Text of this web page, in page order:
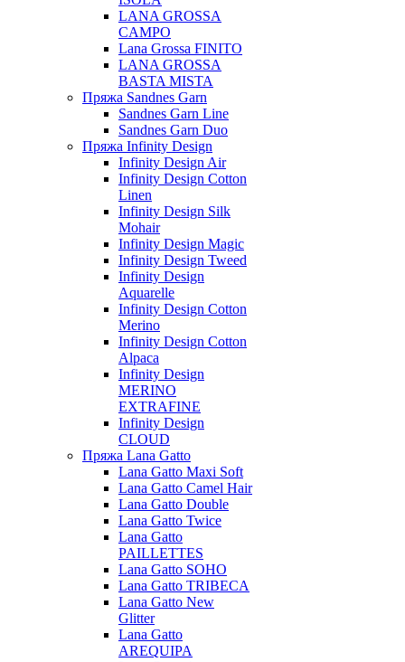
LANA GROSSA
CAMPO
Lana Grossa FINITO
LANA GROSSA
BASTA MISTA
Пряжа Sandnes Garn
Sandnes Garn Line
Sandnes Garn Duo
Пряжа Infinity Design
Infinity Design Air
Infinity Design Cotton
Linen
Infinity Design Silk
Mohair
Infinity Design Magic
Infinity Design Tweed
Infinity Design
Aquarelle
Infinity Design Cotton
Merino
Infinity Design Cotton
Alpaca
Infinity Design
MERINO
EXTRAFINE
Infinity Design
CLOUD
Пряжа Lana Gatto
Lana Gatto Maxi Soft
Lana Gatto Camel Hair
Lana Gatto Double
Lana Gatto Twice
Lana Gatto
PAILLETTES
Lana Gatto SOHO
Lana Gatto TRIBECA
Lana Gatto New
Glitter
Lana Gatto
AREQUIPA